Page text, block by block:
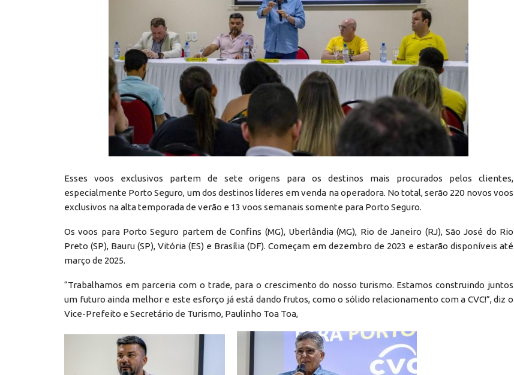
Esses voos exclusivos partem de sete origens para os destinos mais procurados pelos clientes,
especialmente Porto Seguro, um dos destinos líderes em venda na operadora. No total, serão 220 novos voos
exclusivos na alta temporada de verão e 13 voos semanais somente para Porto Seguro.
Os voos para Porto Seguro partem de Confins (MG), Uberlândia (MG), Rio de Janeiro (RJ), São José do Rio
Preto (SP), Bauru (SP), Vitória (ES) e Brasília (DF). Começam em dezembro de 2023 e estarão disponíveis até
março de 2025.
“Trabalhamos em parceria com o trade, para o crescimento do nosso turismo. Estamos construindo juntos
um futuro ainda melhor e este esforço já está dando frutos, como o sólido relacionamento com a CVC!”, diz o
Vice-Prefeito e Secretário de Turismo, Paulinho Toa Toa,